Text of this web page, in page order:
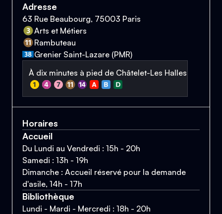
Adresse
63 Rue Beaubourg, 75003 Paris
Arts et Métiers
Rambuteau
Grenier Saint-Lazare (PMR)
À dix minutes à pied de Châtelet-Les Halles
Horaires
Accueil
Du Lundi au Vendredi : 15h - 20h
Samedi : 13h - 19h
Dimanche : Accueil réservé pour la demande
d'asile, 14h - 17h
Bibliothèque
Lundi - Mardi - Mercredi : 18h - 20h